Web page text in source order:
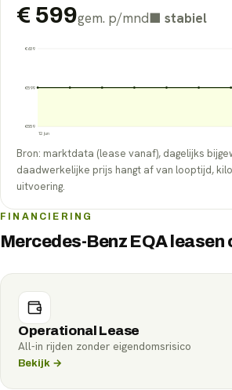
€ 599gem. p/mnd■ stabiel
€639
€599
€559
12 jun
Bron: marktdata (lease vanaf), dagelijks
daadwerkelijke prijs hangt af van looptijd,
uitvoering.
FINANCIERING
Mercedes-Benz EQA leasen
Operational Lease
All-in rijden zonder eigendomsrisico
Bekijk →